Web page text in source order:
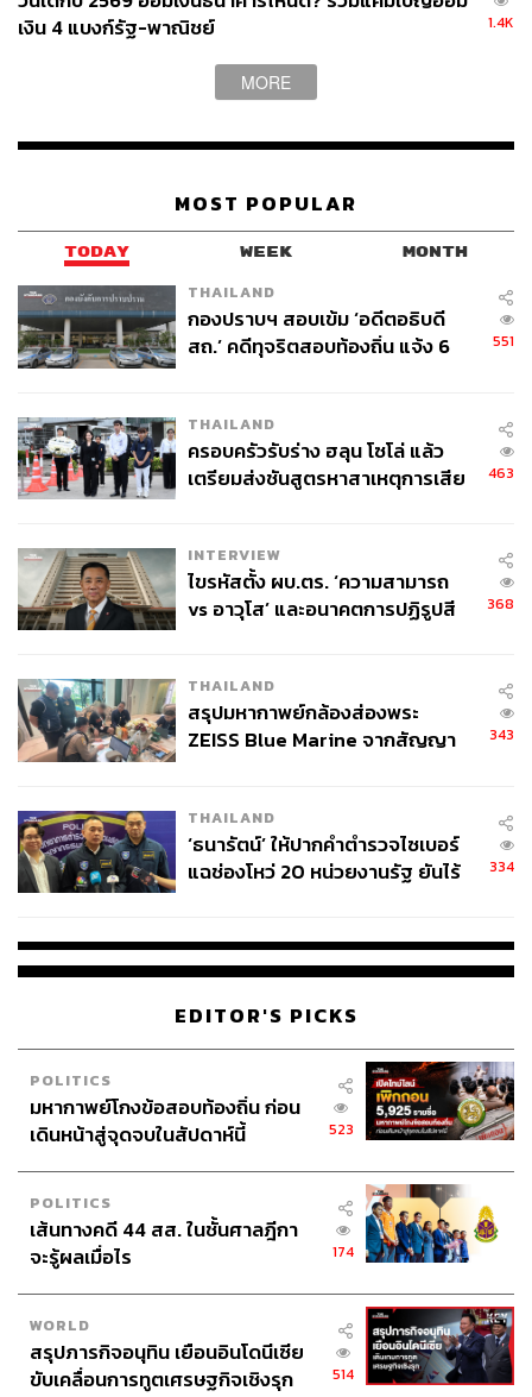
ABOUT THE AUTHOR
ธมน ผดุงไทย
Content Creator ผู้เติบโตมากับ Pop Culture
เงิน 4 แบงก์รัฐ-พาณิชย์
1.4K
MORE
MOST POPULAR
TODAY WEEK MONTH
THAILAND
กองปราบฯ สอบเข้ม ‘อดีตอธิบดี
สถ.’ คดีทุจริตสอบท้องถิ่น แจ้ง 6
551
THAILAND
ครอบครัวรับร่าง ฮลุน โซโล่ แล้ว
เตรียมส่งชันสูตรหาสาเหตุการเสีย
463
INTERVIEW
ไขรหัสตั้ง ผบ.ตร. ‘ความสามารถ
vs อาวุโส’ และอนาคตการปฏิรูปสี
368
THAILAND
สรุปมหากาพย์กล้องส่องพระ
ZEISS Blue Marine จากสัญญา
จ่ายหนี้-แอบระบุแบรนด์
343
THAILAND
‘ธนารัตน์’ ให้ปากคำตำรวจไซเบอร์
แฉช่องโหว่ 20 หน่วยงานรัฐ ยันไร้
334
EDITOR'S PICKS
POLITICS
มหากาพย์โกงข้อสอบท้องถิ่น ก่อน
เดินหน้าสู่จุดจบในสัปดาห์นี้
523
POLITICS
เส้นทางคดี 44 สส. ในชั้นศาลฎีกา
จะรู้ผลเมื่อไร
174
WORLD
สรุปภารกิจอนุทิน เยือนอินโดนีเซีย
ขับเคลื่อนการทูตเศรษฐกิจเชิงรุก
514